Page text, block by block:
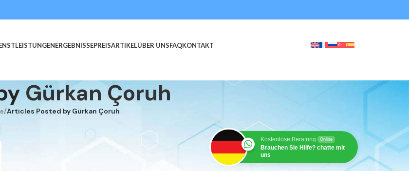
ERGEBNISSEPREISARTIKELÜBER UNSFAQKONTAKT
Gürkan Çoruh
/Articles Posted by Gürkan Çoruh
Kostenlose Beratung Online
Brauchen Sie Hilfe? chatte mit
uns